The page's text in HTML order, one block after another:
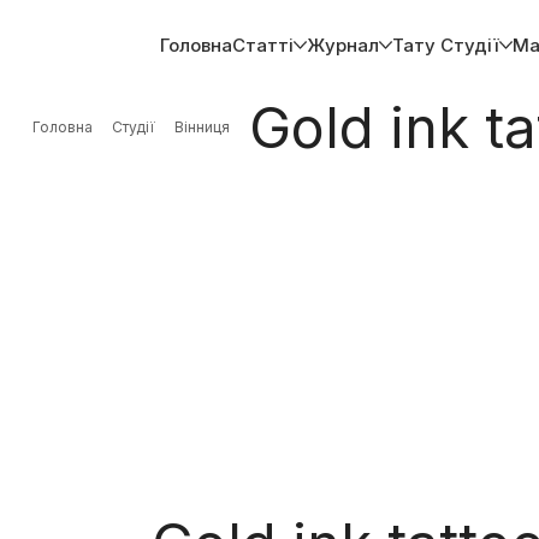
ГоловнаСтатті Журнал Тату Студії
Головна Студії Вiнниця Gold ink